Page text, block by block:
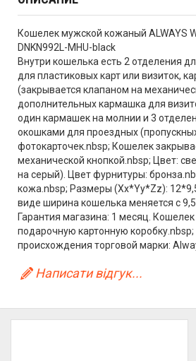
Кошелек мужской кожаный ALWAYS
DNKN992L-MHU-black
Внутри кошелька есть 2 отделения
для пластиковых карт или визиток,
(закрывается клапаном на
дополнительных кармашка для
один кармашек на молнии и 3
окошками для проездных
фотокарточек.nbsp; Кошелек
механической кнопкой.nbsp; Цвет:
на серый). Цвет фурнитуры:
кожа.nbsp; Размеры (Xx*Yy*Zz):
виде ширина кошелька меняется с
Гарантия магазина: 1 месяц.
подарочную картонную коробку.nbsp;
происхождения торговой марки:
Написати відгук...